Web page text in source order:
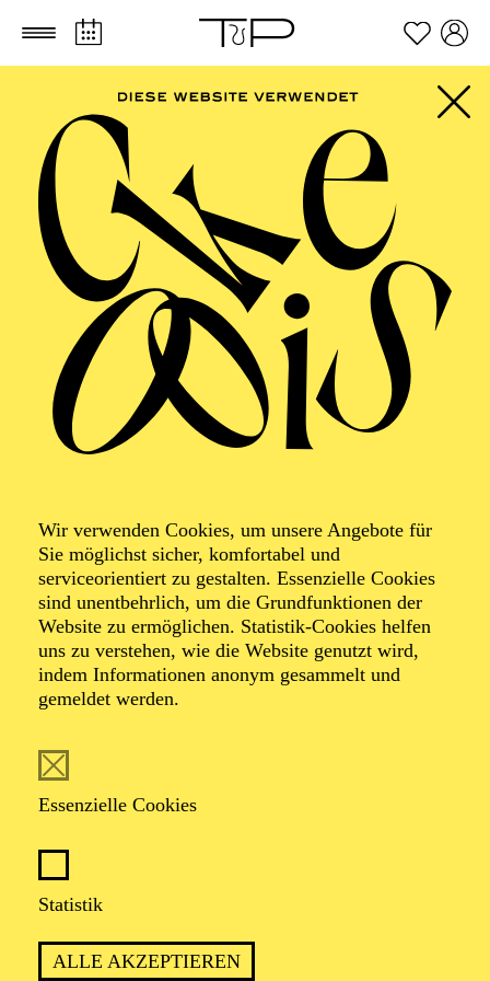
Zum Hauptinhalt springen Zum Footer springen
Wir verwenden Cookies, um unsere Angebote für
Sie möglichst sicher, komfortabel und
serviceorientiert zu gestalten. Essenzielle Cookies
sind unentbehrlich, um die Grundfunktionen der
Website zu ermöglichen. Statistik-Cookies helfen
uns zu verstehen, wie die Website genutzt wird,
indem Informationen anonym gesammelt und
gemeldet werden.
Essenzielle Cookies
Statistik
ALLE AKZEPTIEREN
SCHAUSPIEL ESSEN
Central Alive
frEssen
Eine Kochshow über Kolonialmacht und Gewürze
Beschreibung
Drei Köch*innen stehen gemeinsam in einer Küche
zwischen Kochshow, Großküche und Krisengebiet —
und versuchen weiter zu kochen. Was als
und Genuss beginnt, kippt langsam in eine
Untersuchung von Macht, Ressourcen und Schuld.